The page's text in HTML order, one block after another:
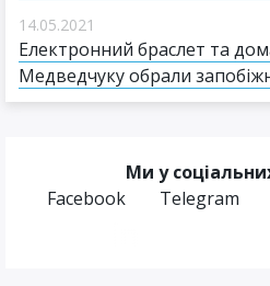
14.05.2021
Електронний браслет та
Медведчуку обрали
Ми у
Facebook
Telegram